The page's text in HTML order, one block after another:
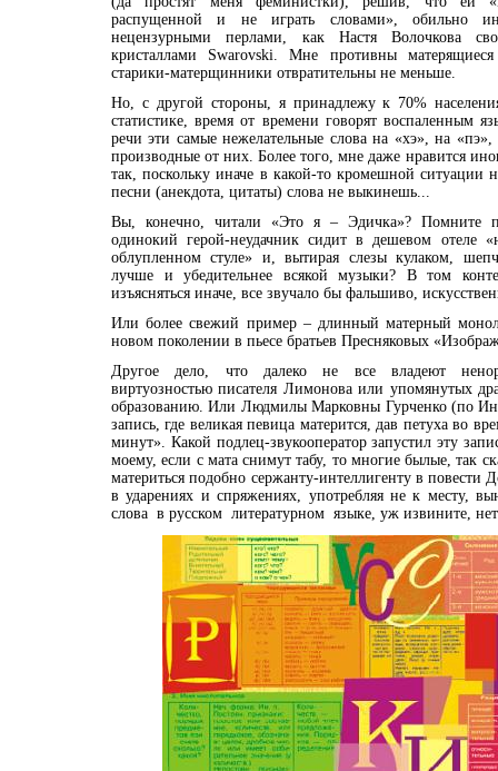
распущенной и не играть словами», обильно
нецензурными перлами, как Настя Волочкова
кристаллами Swarovski. Мне противны
старики-матерщинники отвратительны не меньше.
Но, с другой стороны, я принадлежу к 70%
статистике, время от времени говорят воспаленным
речи эти самые нежелательные слова на «хэ», на
производные от них. Более того, мне даже нравится
так, поскольку иначе в какой-то кромешной ситуации
песни (анекдота, цитаты) слова не выкинешь...
Вы, конечно, читали «Это я – Эдичка»? Помните
одинокий герой-неудачник сидит в дешевом отеле
облупленном стуле» и, вытирая слезы кулаком,
лучше и убедительнее всякой музыки? В том
изъясняться иначе, все звучало бы фальшиво,
Или более свежий пример – длинный матерный
новом поколении в пьесе братьев Пресняковых
Другое дело, что далеко не все владеют
виртуозностью писателя Лимонова или упомянутых
образованию. Или Людмилы Марковны Гурченко (по
запись, где великая певица матерится, дав петуха во
минут». Какой подлец-звукооператор запустил эту
моему, если с мата снимут табу, то многие былые, так
материться подобно сержанту-интеллигенту в повести
в ударениях и спряжениях, употребляя не к месту,
слова в русском литературном языке, уж извините,